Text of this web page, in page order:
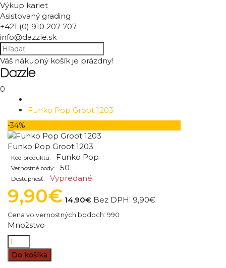
Výkup kariet
Asistovaný grading
+421 (0) 910 207 707
info@dazzle.sk
Váš nákupný košík je prázdny!
0
Funko Pop Groot 1203
-34%
Funko Pop Groot 1203
Kód produktu: Funko Pop
Vernostné body: 50
Dostupnosť: Vypredané
9,90€ 14,90€ Bez DPH: 9,90€
Cena vo vernostných bodoch: 990
Množstvo
Do košíka